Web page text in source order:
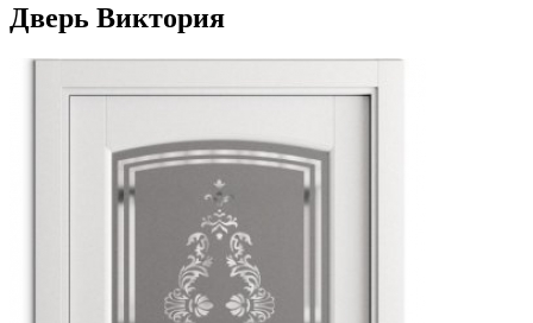
Дверь Виктория